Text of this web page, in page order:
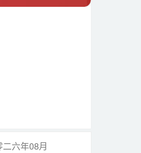
二六年08月